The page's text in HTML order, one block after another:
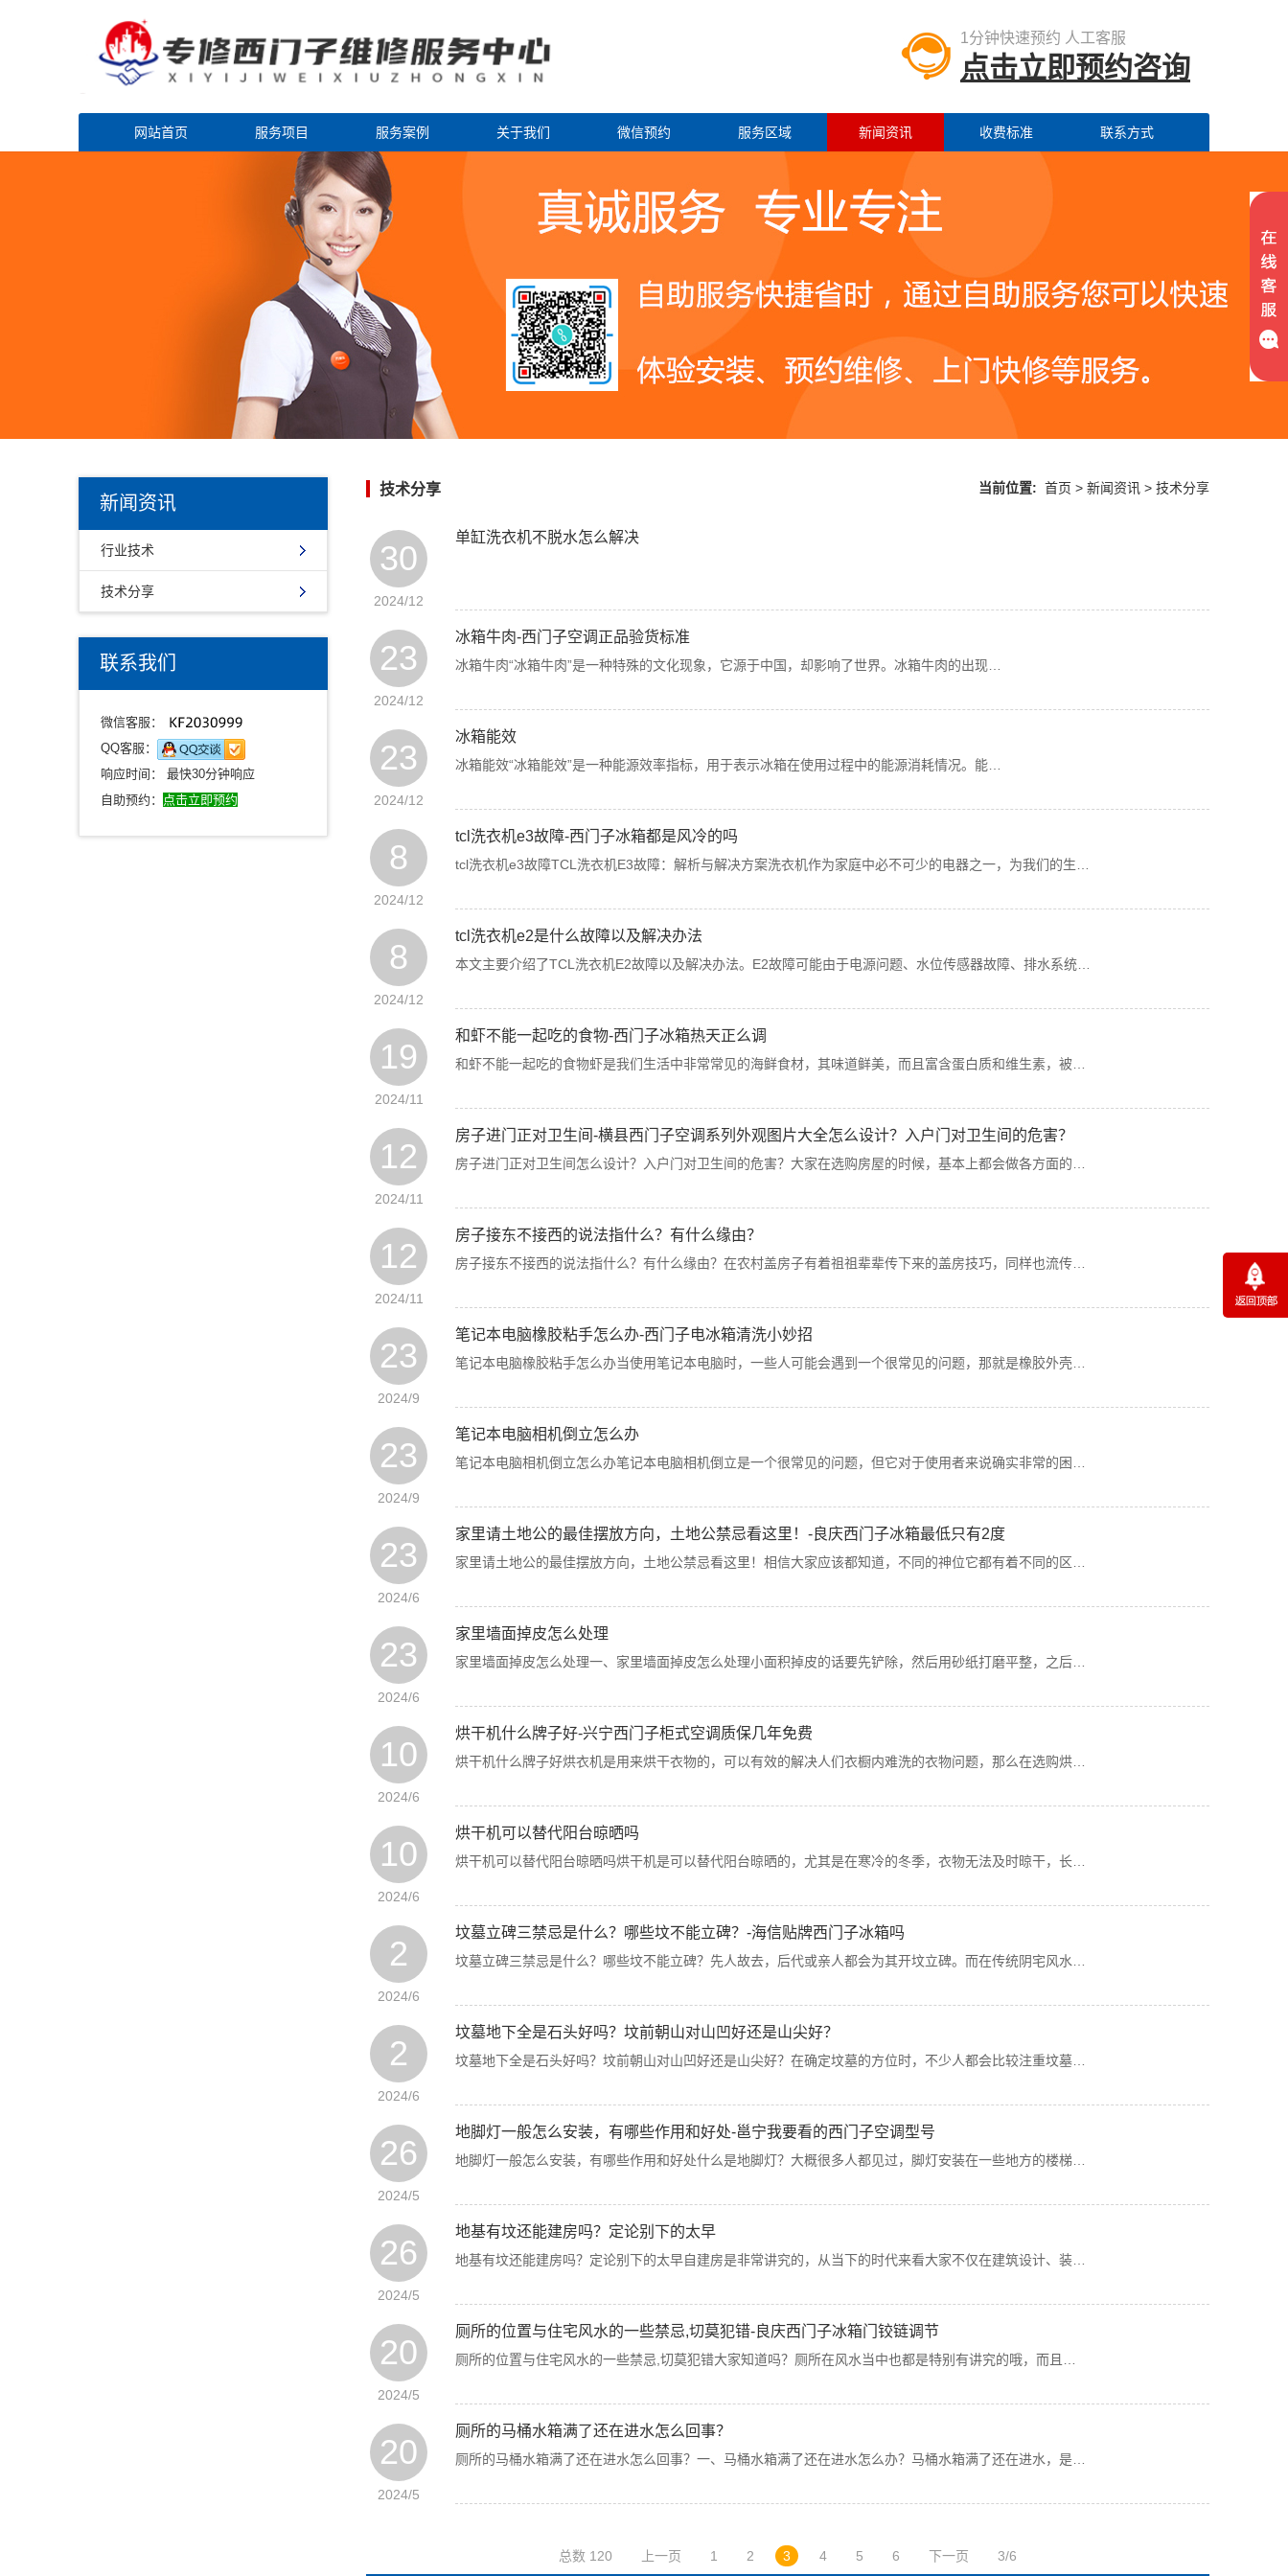
1分钟快速预约 人工客服
点击立即预约咨询
网站首页 服务项目 服务案例 关于我们 微信预约 服务区域 新闻资讯 收费标准 联系方式
新闻资讯
行业技术
技术分享
联系我们
微信客服：
QQ客服：
响应时间： 最快30分钟响应
自助预约： 点击立即预约
技术分享 当前位置: 首页 > 新闻资讯 > 技术分享
30
2024/12
单缸洗衣机不脱水怎么解决
23
2024/12
冰箱牛肉-西门子空调正品验货标准
冰箱牛肉“冰箱牛肉”是一种特殊的文化现象，它源于中国，却影响了世界。冰箱牛肉的出现…
23
2024/12
冰箱能效
冰箱能效“冰箱能效”是一种能源效率指标，用于表示冰箱在使用过程中的能源消耗情况。能…
8
2024/12
tcl洗衣机e3故障-西门子冰箱都是风冷的吗
tcl洗衣机e3故障TCL洗衣机E3故障：解析与解决方案洗衣机作为家庭中必不可少的电器之一，为我们的生…
8
2024/12
tcl洗衣机e2是什么故障以及解决办法
本文主要介绍了TCL洗衣机E2故障以及解决办法。E2故障可能由于电源问题、水位传感器故障、排水系统…
19
2024/11
和虾不能一起吃的食物-西门子冰箱热天正么调
和虾不能一起吃的食物虾是我们生活中非常常见的海鲜食材，其味道鲜美，而且富含蛋白质和维生素，被…
12
2024/11
房子进门正对卫生间-横县西门子空调系列外观图片大全怎么设计？入户门对卫生间的危害？
房子进门正对卫生间怎么设计？入户门对卫生间的危害？大家在选购房屋的时候，基本上都会做各方面的…
12
2024/11
房子接东不接西的说法指什么？有什么缘由？
房子接东不接西的说法指什么？有什么缘由？在农村盖房子有着祖祖辈辈传下来的盖房技巧，同样也流传…
23
2024/9
笔记本电脑橡胶粘手怎么办-西门子电冰箱清洗小妙招
笔记本电脑橡胶粘手怎么办当使用笔记本电脑时，一些人可能会遇到一个很常见的问题，那就是橡胶外壳…
23
2024/9
笔记本电脑相机倒立怎么办
笔记本电脑相机倒立怎么办笔记本电脑相机倒立是一个很常见的问题，但它对于使用者来说确实非常的困…
23
2024/6
家里请土地公的最佳摆放方向，土地公禁忌看这里！-良庆西门子冰箱最低只有2度
家里请土地公的最佳摆放方向，土地公禁忌看这里！相信大家应该都知道，不同的神位它都有着不同的区…
23
2024/6
家里墙面掉皮怎么处理
家里墙面掉皮怎么处理一、家里墙面掉皮怎么处理小面积掉皮的话要先铲除，然后用砂纸打磨平整，之后…
10
2024/6
烘干机什么牌子好-兴宁西门子柜式空调质保几年免费
烘干机什么牌子好烘衣机是用来烘干衣物的，可以有效的解决人们衣橱内难洗的衣物问题，那么在选购烘…
10
2024/6
烘干机可以替代阳台晾晒吗
烘干机可以替代阳台晾晒吗烘干机是可以替代阳台晾晒的，尤其是在寒冷的冬季，衣物无法及时晾干，长…
2
2024/6
坟墓立碑三禁忌是什么？哪些坟不能立碑？-海信贴牌西门子冰箱吗
坟墓立碑三禁忌是什么？哪些坟不能立碑？先人故去，后代或亲人都会为其开坟立碑。而在传统阴宅风水…
2
2024/6
坟墓地下全是石头好吗？坟前朝山对山凹好还是山尖好？
坟墓地下全是石头好吗？坟前朝山对山凹好还是山尖好？在确定坟墓的方位时，不少人都会比较注重坟墓…
26
2024/5
地脚灯一般怎么安装，有哪些作用和好处-邕宁我要看的西门子空调型号
地脚灯一般怎么安装，有哪些作用和好处什么是地脚灯？大概很多人都见过，脚灯安装在一些地方的楼梯…
26
2024/5
地基有坟还能建房吗？定论别下的太早
地基有坟还能建房吗？定论别下的太早自建房是非常讲究的，从当下的时代来看大家不仅在建筑设计、装…
20
2024/5
厕所的位置与住宅风水的一些禁忌,切莫犯错-良庆西门子冰箱门铰链调节
厕所的位置与住宅风水的一些禁忌,切莫犯错大家知道吗？厕所在风水当中也都是特别有讲究的哦，而且…
20
2024/5
厕所的马桶水箱满了还在进水怎么回事？
厕所的马桶水箱满了还在进水怎么回事？一、马桶水箱满了还在进水怎么办？马桶水箱满了还在进水，是…
总数 120 上一页 1 2 3 4 5 6 下一页 3/6